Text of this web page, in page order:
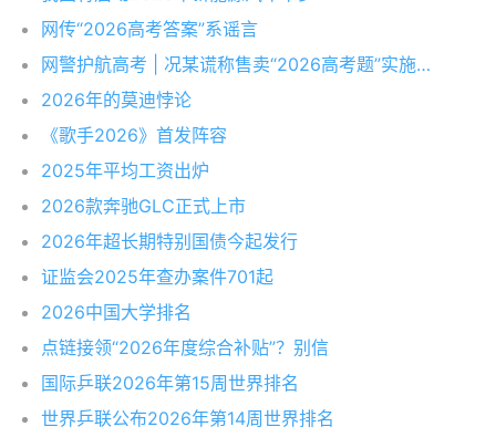
网传“2026高考答案”系谣言
网警护航高考 | 况某谎称售卖“2026高考题”实施诈骗被查
2026年的莫迪悖论
《歌手2026》首发阵容
2025年平均工资出炉
2026款奔驰GLC正式上市
2026年超长期特别国债今起发行
证监会2025年查办案件701起
2026中国大学排名
点链接领“2026年度综合补贴”？别信
国际乒联2026年第15周世界排名
世界乒联公布2026年第14周世界排名